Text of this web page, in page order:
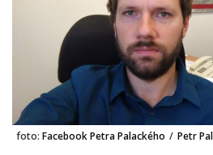
foto: Facebook Petra Palackého / Petr